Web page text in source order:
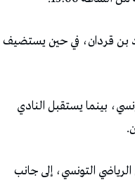
بن قردان، في حين يستضيف
بينما يستقبل النادي
الرياضي التونسي، إلى جانب